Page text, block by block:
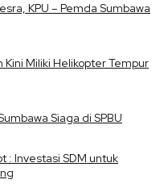
KPU – Pemda Sumbawa
Kini Miliki Helikopter Tempur
Siaga di SPBU
: Investasi SDM untuk